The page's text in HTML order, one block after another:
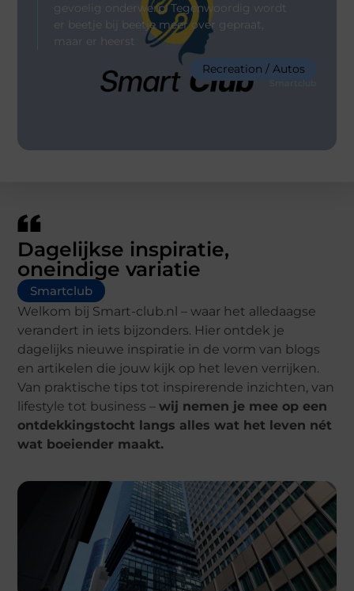
gevoelig onderwerp. Tegenwoordig wordt
er beetje bij beetje meer over gepraat,
maar er heerst
Recreation / Autos
Dagelijkse inspiratie,
oneindige variatie
Smartclub
Welkom bij Smart-club.nl – waar het alledaagse
verandert in iets bijzonders. Hier ontdek je
dagelijks nieuwe inspiratie in de vorm van blogs
en artikelen die jouw kijk op het leven verrijken.
Van praktische tips tot inspirerende inzichten, van
lifestyle tot business –wij nemen je mee op een
ontdekkingstocht langs alles wat het leven nét
wat boeiender maakt.